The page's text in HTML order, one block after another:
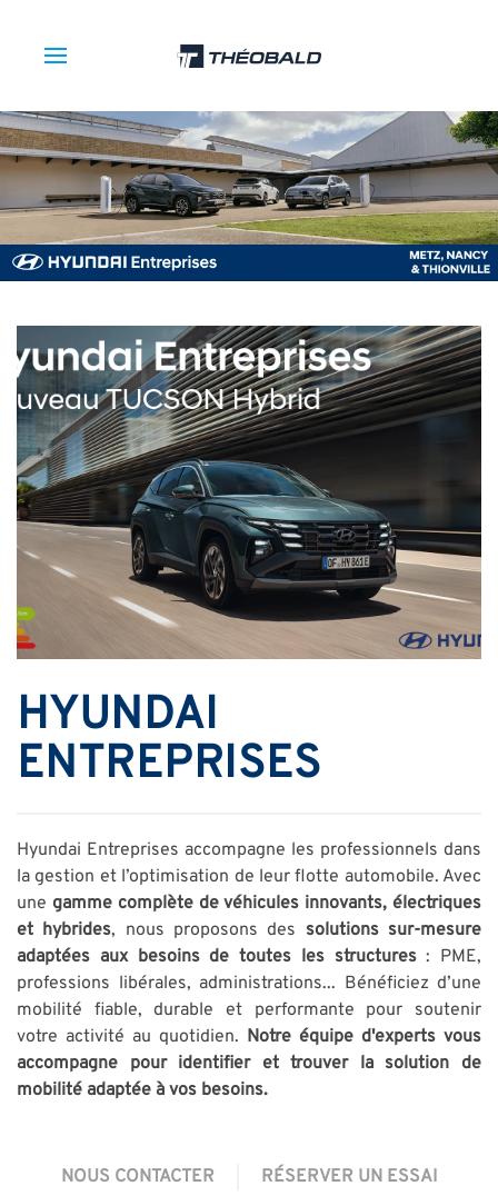
HYUNDAI
ENTREPRISES
Hyundai Entreprises accompagne les professionnels dans
la gestion et l’optimisation de leur flotte automobile. Avec
une gamme complète de véhicules innovants, électriques
et hybrides, nous proposons des solutions sur-mesure
adaptées aux besoins de toutes les structures: PME,
professions libérales, administrations... Bénéficiez d’une
mobilité fiable, durable et performante pour soutenir
votre activité au quotidien. Notre équipe d'experts vous
accompagne pour identifier et trouver la solution de
mobilité adaptée à vos besoins.
NOUS CONTACTER
RÉSERVER UN ESSAI